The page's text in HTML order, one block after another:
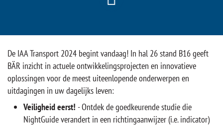
De IAA Transport 2024 begint vandaag! In hal 26 stand B16 geeft
BÄR inzicht in actuele ontwikkelingsprojecten en innovatieve
oplossingen voor de meest uiteenlopende onderwerpen en
uitdagingen in uw dagelijks leven:
Veiligheid eerst! - Ontdek de goedkeurende studie die
NightGuide verandert in een richtingaanwijzer (i.e. indicator)